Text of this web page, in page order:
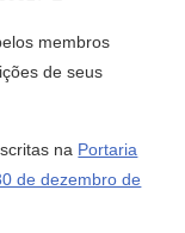
membros
de seus
na Portaria
de dezembro de